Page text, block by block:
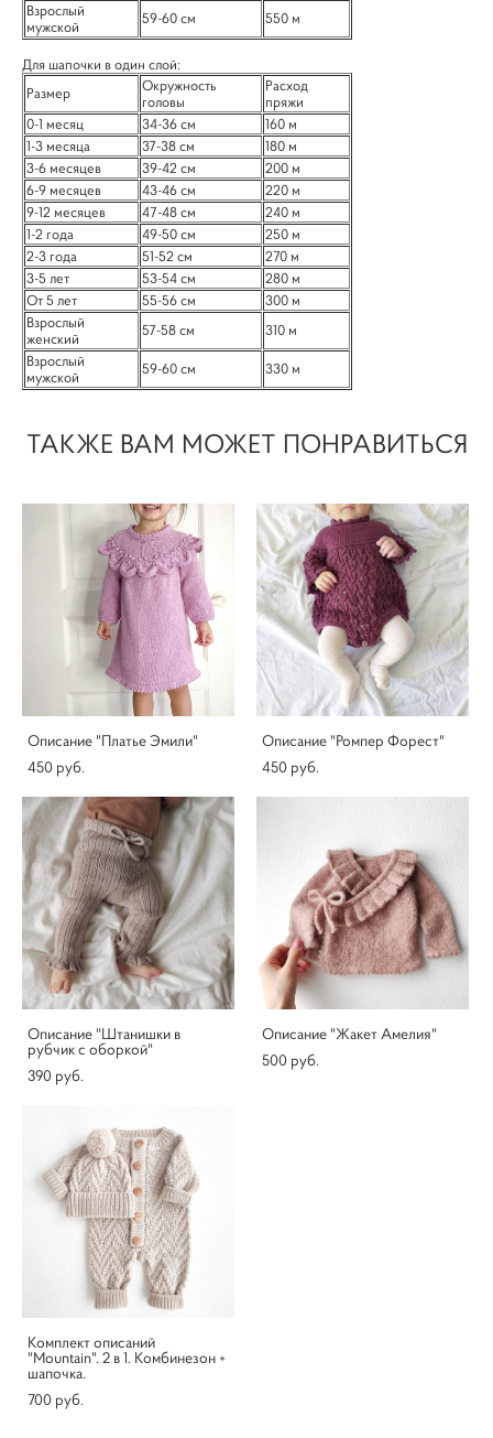
Взрослый
мужской
59-60 см 550 м
Для шапочки в один слой:
Размер
Окружность
головы
Расход
пряжи
0-1 месяц
34-36 см
160 м
1-3 месяца
37-38 см
180 м
3-6 месяцев
39-42 см
200 м
6-9 месяцев
43-46 см
220 м
9-12 месяцев
47-48 см
240 м
1-2 года
49-50 см
250 м
2-3 года
51-52 см
270 м
3-5 лет
53-54 см
280 м
От 5 лет
55-56 см
300 м
Взрослый
женский
57-58 см
310 м
Взрослый
мужской
59-60 см 330 м
ТАКЖЕ ВАМ МОЖЕТ ПОНРАВИТЬСЯ
Описание "Платье Эмили"
450 pуб.
Описание "Ромпер Форест"
450 pуб.
Описание "Штанишки в
рубчик с оборкой"
390 pуб.
Описание "Жакет Амелия"
500 pуб.
Комплект описаний
"Mountain". 2 в 1. Комбинезон +
шапочка.
700 pуб.